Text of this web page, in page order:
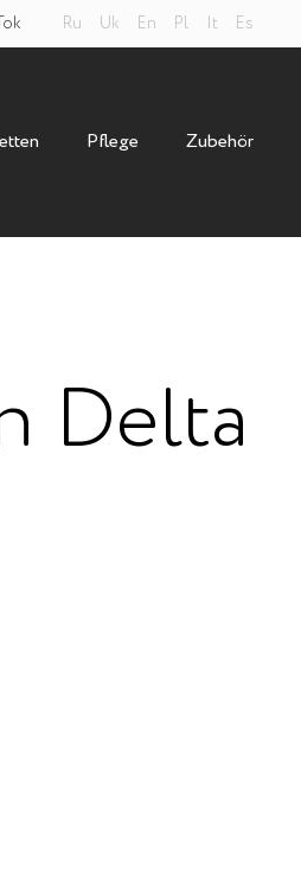
Ru Uk En Pl It Es
Pflege Zubehör
Delta